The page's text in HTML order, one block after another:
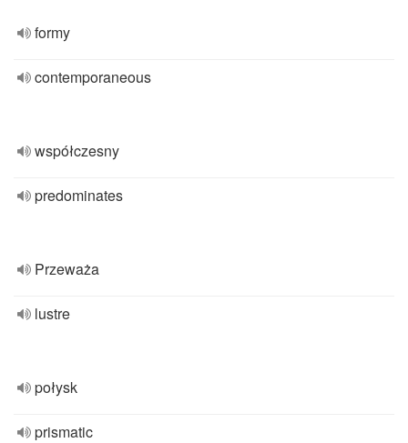
formy
contemporaneous
współczesny
predominates
Przeważa
lustre
połysk
prismatic